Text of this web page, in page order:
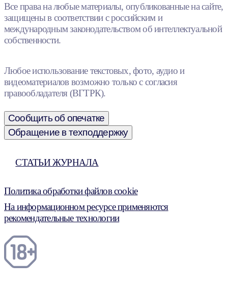
Все права на любые материалы, опубликованные на сайте,
защищены в соответствии с российским и
международным законодательством об интеллектуальной
собственности.
Любое использование текстовых, фото, аудио и
видеоматериалов возможно только с согласия
правообладателя (ВГТРК).
Сообщить об опечатке
Обращение в техподдержку
СТАТЬИ ЖУРНАЛА
Политика обработки файлов cookie
На информационном ресурсе применяются
рекомендательные технологии